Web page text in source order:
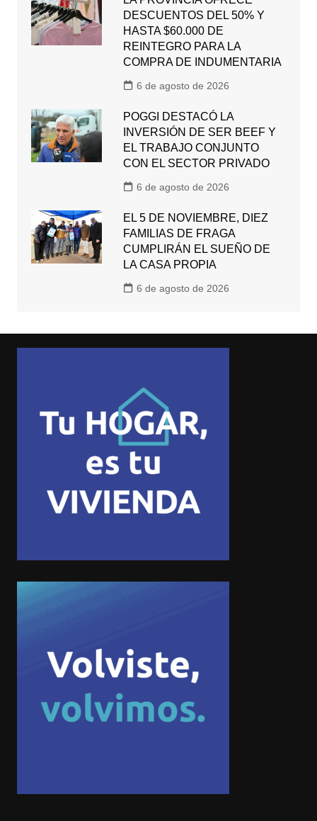
DESCUENTOS DEL 50% Y
HASTA $60.000 DE
REINTEGRO PARA LA
COMPRA DE INDUMENTARIA
6 de agosto de 2026
POGGI DESTACÓ LA
INVERSIÓN DE SER BEEF Y
EL TRABAJO CONJUNTO
CON EL SECTOR PRIVADO
6 de agosto de 2026
EL 5 DE NOVIEMBRE, DIEZ
FAMILIAS DE FRAGA
CUMPLIRÁN EL SUEÑO DE
LA CASA PROPIA
6 de agosto de 2026